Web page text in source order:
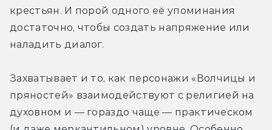
крестьян. И порой одного её упоминания
достаточно, чтобы создать напряжение или
наладить диалог.
Захватывает и то, как персонажи «Волчицы и
пряностей» взаимодействуют с религией на
духовном и — гораздо чаще — практическом